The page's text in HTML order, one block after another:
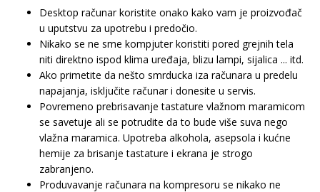
Desktop računar koristite onako kako vam je proizvođač
u uputstvu za upotrebu i predočio.
Nikako se ne sme kompjuter koristiti pored grejnih tela
niti direktno ispod klima uređaja, blizu lampi, sijalica ... itd.
Ako primetite da nešto smrducka iza računara u predelu
napajanja, isključite računar i donesite u servis.
Povremeno prebrisavanje tastature vlažnom maramicom
se savetuje ali se potrudite da to bude više suva nego
vlažna maramica. Upotreba alkohola, asepsola i kućne
hemije za brisanje tastature i ekrana je strogo
zabranjeno.
Produvavanje računara na kompresoru se nikako ne